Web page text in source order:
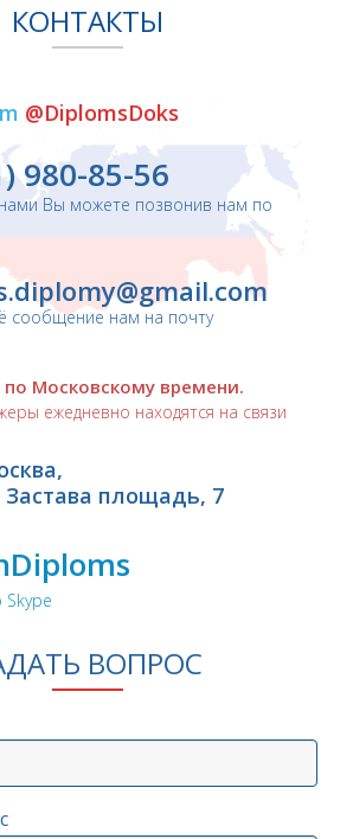
КОНТАКТЫ
@DiplomsDoks
980-85-56
нами Вы можете позвонив нам по
сообщение нам на почту
по Московскому времени.
ежедневно находятся на связи
Застава площадь, 7
Skype
ВОПРОС